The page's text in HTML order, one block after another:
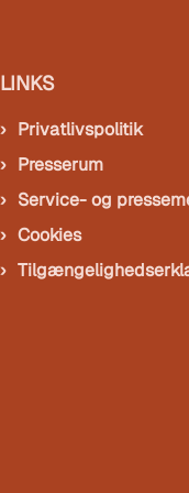
LINKS
Privatlivspolitik
Presserum
Service- og
Cookies